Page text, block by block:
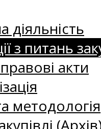
діяльність
з питань
акти
методологія